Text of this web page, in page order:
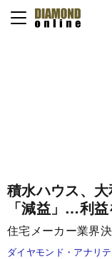
積水ハウス、
「減益」…利
住宅メーカー業界
ダイヤモンド・アナリ